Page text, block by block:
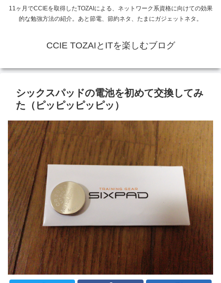
11ヶ月でCCIEを取得したTOZAIによる、ネットワーク系資格に向けての効果
的な勉強方法の紹介。あと節電、節約ネタ、たまにガジェットネタ。
CCIE TOZAIとITを楽しむブログ
シックスパッドの電池を初めて交換してみ
た（ピッピッピッピッ）